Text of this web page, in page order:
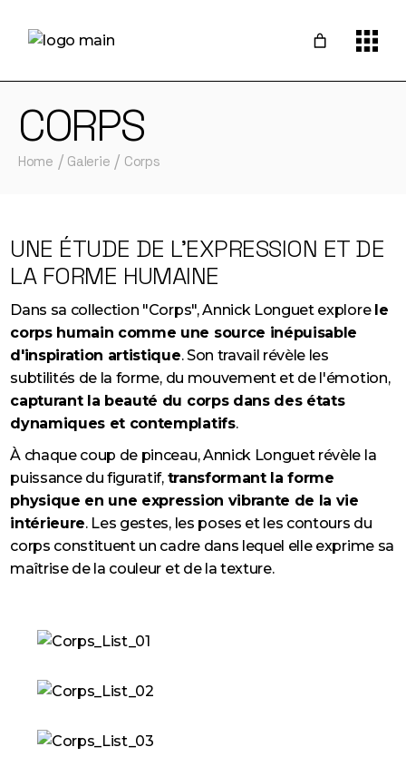
CORPS
Home Galerie Corps
UNE ÉTUDE DE L'EXPRESSION ET DE
LA FORME HUMAINE
Dans sa collection "Corps", Annick Longuet explore le
corps humain comme une source inépuisable
d'inspiration artistique. Son travail révèle les
subtilités de la forme, du mouvement et de l'émotion,
capturant la beauté du corps dans des états
dynamiques et contemplatifs.
À chaque coup de pinceau, Annick Longuet révèle la
puissance du figuratif, transformant la forme
physique en une expression vibrante de la vie
intérieure. Les gestes, les poses et les contours du
corps constituent un cadre dans lequel elle exprime sa
maîtrise de la couleur et de la texture.